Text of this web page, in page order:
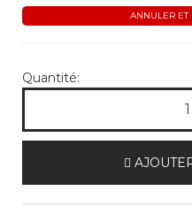
ANNULER ET
Quantité: